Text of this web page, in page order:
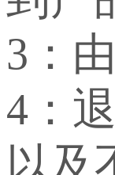
3：
4：
以及